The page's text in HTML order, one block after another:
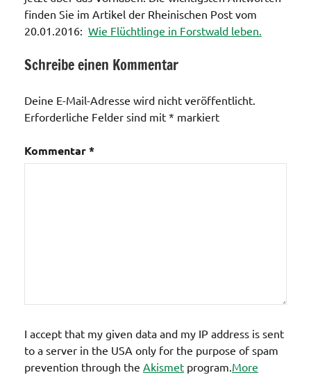
finden Sie im Artikel der Rheinischen Post vom
20.01.2016: Wie Flüchtlinge in Forstwald leben.
Schreibe einen Kommentar
Deine E-Mail-Adresse wird nicht veröffentlicht.
Erforderliche Felder sind mit * markiert
Kommentar*
I accept that my given data and my IP address is sent
to a server in the USA only for the purpose of spam
prevention through the Akismet program. More